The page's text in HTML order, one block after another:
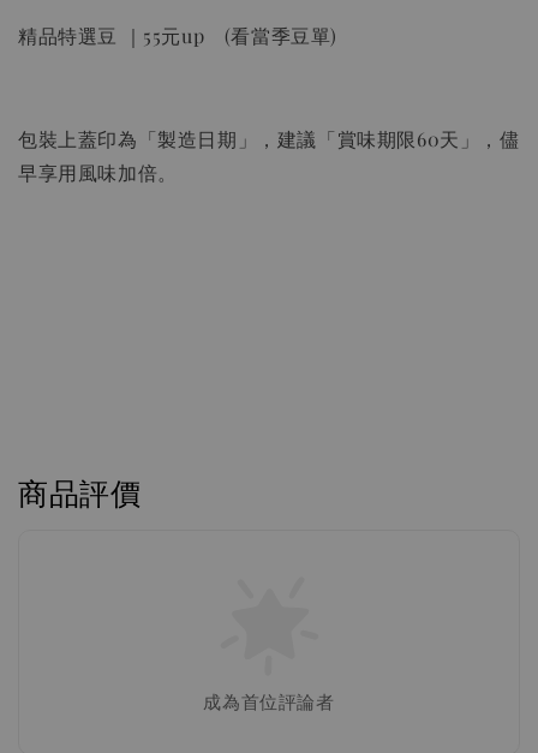
精品特選豆 ｜55元up (看當季豆單)
包裝上蓋印為「製造日期」，建議「賞味期限60天」，儘
早享用風味加倍。
商品評價
成為首位評論者